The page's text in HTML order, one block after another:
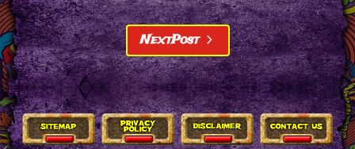
NextPost